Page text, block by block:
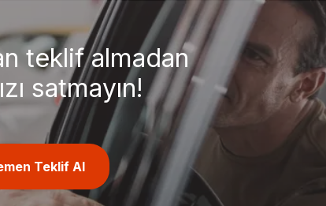
teklif almadan
satmayın!
Teklif Al